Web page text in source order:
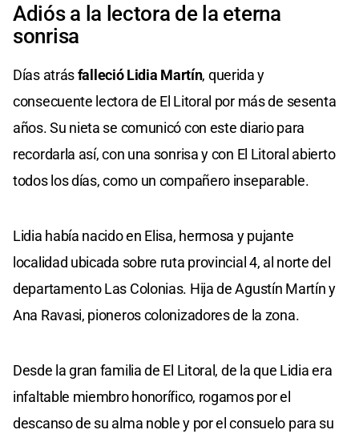
Adiós a la lectora de la eterna
sonrisa
Días atrásfalleció Lidia Martín, querida y
consecuente lectora de El Litoral por más de sesenta
años. Su nieta se comunicó con este diario para
recordarla así, con una sonrisa y con El Litoral abierto
todos los días, como un compañero inseparable.
Lidia había nacido en Elisa, hermosa y pujante
localidad ubicada sobre ruta provincial 4, al norte del
departamento Las Colonias. Hija de Agustín Martín y
Ana Ravasi, pioneros colonizadores de la zona.
Desde la gran familia de El Litoral, de la que Lidia era
infaltable miembro honorífico, rogamos por el
descanso de su alma noble y por el consuelo para su